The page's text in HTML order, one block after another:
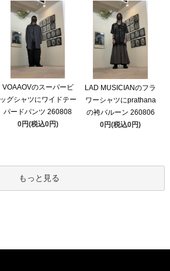
VOAAOVのスーパービ
ッグシャツにワイドテー
パードパンツ 260808
0円(税込0円)
LAD MUSICIANのフラ
ワーシャツにprathana
の袴バルーン 260806
0円(税込0円)
もっと見る